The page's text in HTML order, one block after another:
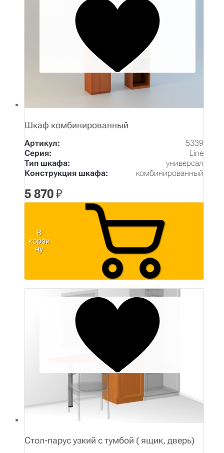
Шкаф комбинированный
Артикул:
5339
Серия:
Line
Тип шкафа:
универсал
Конструкция шкафа:
комбинированный
5 870₽
В
корзи
ну
Стол-парус узкий с тумбой ( ящик, дверь)